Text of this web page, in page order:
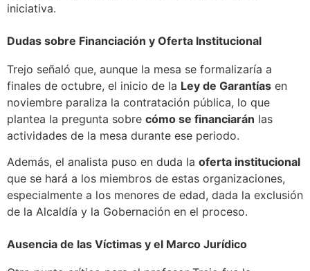
iniciativa.
Dudas sobre Financiación y Oferta Institucional
Trejo señaló que, aunque la mesa se formalizaría a
finales de octubre, el inicio de la Ley de Garantías en
noviembre paraliza la contratación pública, lo que
plantea la pregunta sobre cómo se financiarán las
actividades de la mesa durante ese periodo.
Además, el analista puso en duda la oferta institucional
que se hará a los miembros de estas organizaciones,
especialmente a los menores de edad, dada la exclusión
de la Alcaldía y la Gobernación en el proceso.
Ausencia de las Víctimas y el Marco Jurídico